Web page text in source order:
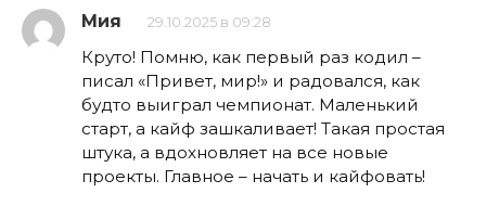
Мия 29.10.2025 в 09:28
Круто! Помню, как первый раз кодил –
писал «Привет, мир!» и радовался, как
будто выиграл чемпионат. Маленький
старт, а кайф зашкаливает! Такая простая
штука, а вдохновляет на все новые
проекты. Главное – начать и кайфовать!